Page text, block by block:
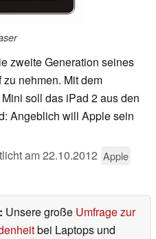
zweite Generation seines
nehmen. Mit dem
soll das iPad 2 aus den
Angeblich will Apple sein
am22.10.2012 Apple
Unsere große Umfrage zur
bei Laptops und